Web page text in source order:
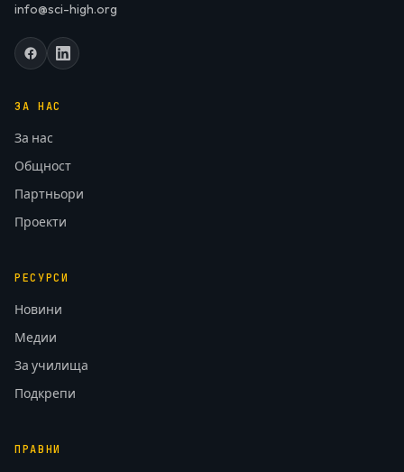
info@sci-high.org
ЗА НАС
За нас
Общност
Партньори
Проекти
РЕСУРСИ
Новини
Медии
За училища
Подкрепи
ПРАВНИ